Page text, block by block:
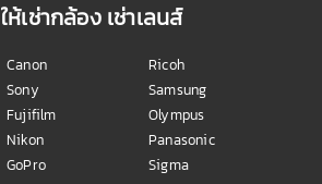
ให้เช่ากล้อง เช่าเลนส์
Canon
Sony
Fujifilm
Nikon
GoPro
Ricoh
Samsung
Olympus
Panasonic
Sigma